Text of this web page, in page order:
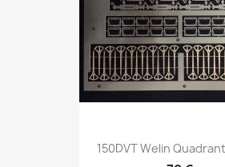
150DVT Welin